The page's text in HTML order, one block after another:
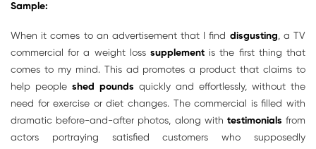
Sample:
When it comes to an advertisement that I find disgusting, a TV
commercial for a weight loss supplementis the first thing that
comes to my mind. This ad promotes a product that claims to
help people shed pounds quickly and effortlessly, without the
need for exercise or diet changes. The commercial is filled with
dramatic before-and-after photos, along with testimonialsfrom
actors portraying satisfied customers who supposedly